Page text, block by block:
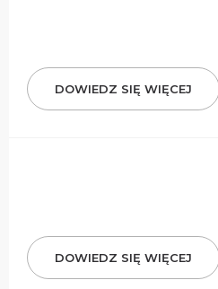
DOWIEDZ SIĘ WIĘCEJ
DOWIEDZ SIĘ WIĘCEJ